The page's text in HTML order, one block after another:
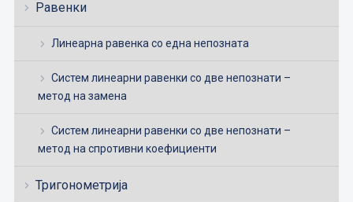
Равенки
Линеарна равенка со една непозната
Систем линеарни равенки со две непознати –
метод на замена
Систем линеарни равенки со две непознати –
метод на спротивни коефициенти
Тригонометрија